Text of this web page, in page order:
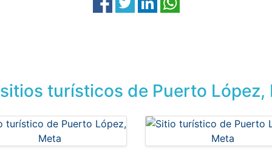
turísticos de Puerto López,